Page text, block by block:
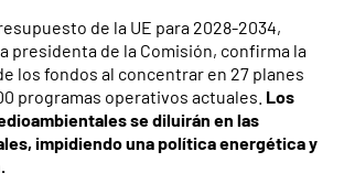
de la UE para 2028-2034,
presidenta de la Comisión, confirma la
los fondos al concentrar en 27 planes
programas operativos actuales. Los
se diluirán en las
impidiendo una política energética y